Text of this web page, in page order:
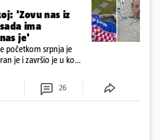
'Zovu nas iz
ima
je'
početkom srpnja je
je i završio je u komi.
u oporavak: 'Imamo
26